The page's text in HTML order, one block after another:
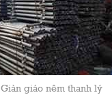
Giàn giáo nêm thanh lý